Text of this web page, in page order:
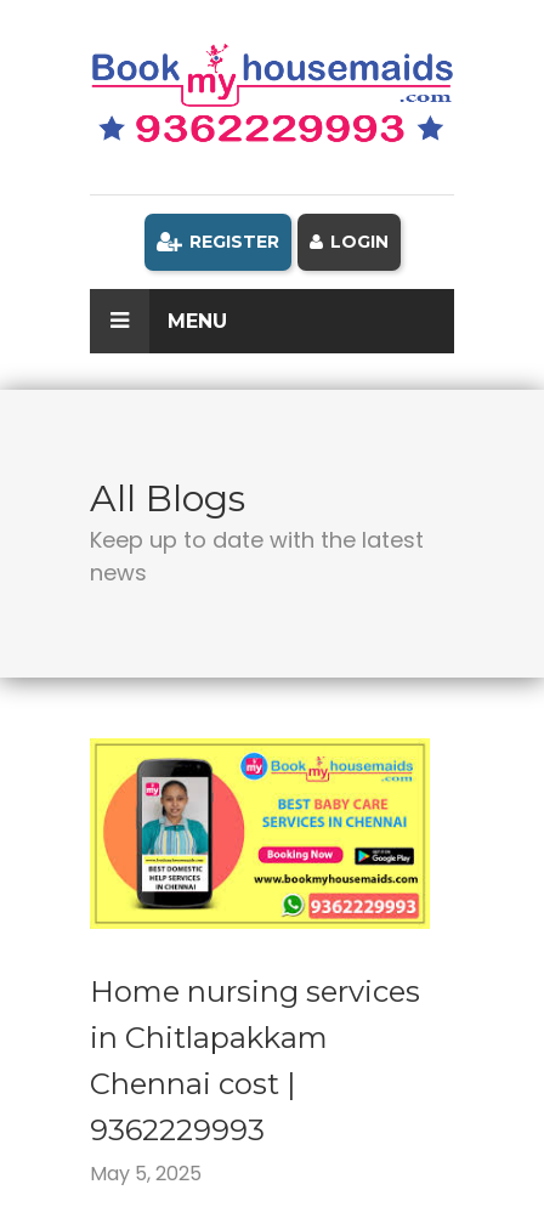
REGISTER LOGIN
MENU
All Blogs
Keep up to date with the latest
news
Home nursing services
in Chitlapakkam
Chennai cost |
9362229993
May 5, 2025